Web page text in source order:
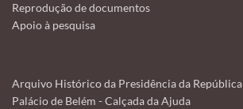
Reprodução de documentos
Apoio à pesquisa
Arquivo Histórico da Presidência da República
Palácio de Belém - Calçada da Ajuda